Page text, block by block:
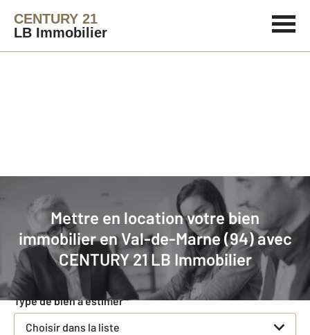
CENTURY 21
LB Immobilier
Mettre en location votre bien
immobilier en Val-de-Marne (94) avec
CENTURY 21 LB Immobilier
Agence immobilière
Faites estimer gratuitement votre
bien en location
Concernant votre bien
Type de bien à estimer*
Choisir dans la liste